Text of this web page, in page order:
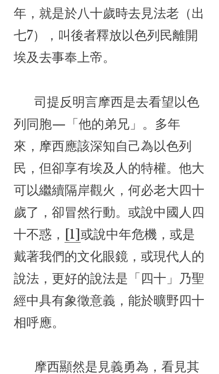
年，就是於八十歲時去見法老（出
七7），叫後者釋放以色列民離開
埃及去事奉上帝。
列同胞—「他的弟兄」。多年
來，摩西應該深知自己為以色列
民，但卻享有埃及人的特權。他大
可以繼續隔岸觀火，何必老大四十
歲了，卻冒然行動。或說中國人四
十不惑， [1]或說中年危機，或是
戴著我們的文化眼鏡，或現代人的
說法，更好的說法是「四十」乃聖
經中具有象徵意義，能於曠野四十
相呼應。